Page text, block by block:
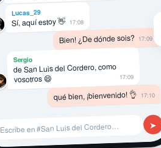
Lucas_29
Sí, aquí estoy 👋 17:08
Bien! ¿De dónde sois? 17:09
Sergio
de San Luis del Cordero, como
vosotros 😄 17:09
qué bien, ¡bienvenido! 👌 17:10
Escribe en #San Luis del Cordero… ➤